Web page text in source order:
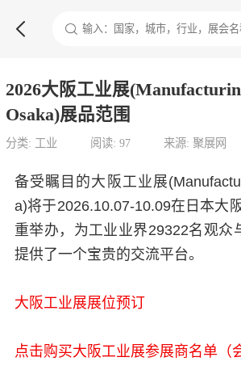

2026大阪工业展
Osaka)展品范围
分类: 工业 阅读: 97 来源: 聚展网
备受瞩目的大阪工业展
a)将于2026.10.07-10.09在日本大
重举办，为工业业界29322名观众
提供了一个宝贵的交流平台。
大阪工业展展位预订
点击购买大阪工业展参展商名单（